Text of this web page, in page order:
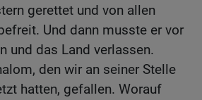
gerettet und von allen
Und dann musste er vor
und das Land verlassen.
den wir an seiner Stelle
hatten, gefallen. Worauf